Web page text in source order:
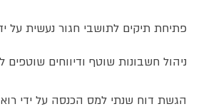
פתיחת תיקים לתושבי חגור נעשית על
ניהול חשבונות שוטף ודיווחים
הגשת דוח שנתי למס הכנסה על ידי